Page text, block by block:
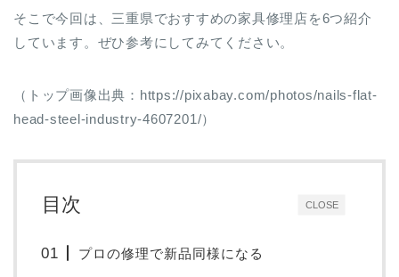
そこで今回は、三重県でおすすめの家具修理店を6つ紹介
しています。ぜひ参考にしてみてください。
（トップ画像出典：https://pixabay.com/photos/nails-flat-
head-steel-industry-4607201/）
CLOSE
目次
プロの修理で新品同様になる